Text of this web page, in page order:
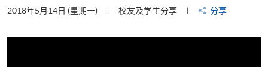
2018年5月14日 (星期一) 校友及学生分享 分享